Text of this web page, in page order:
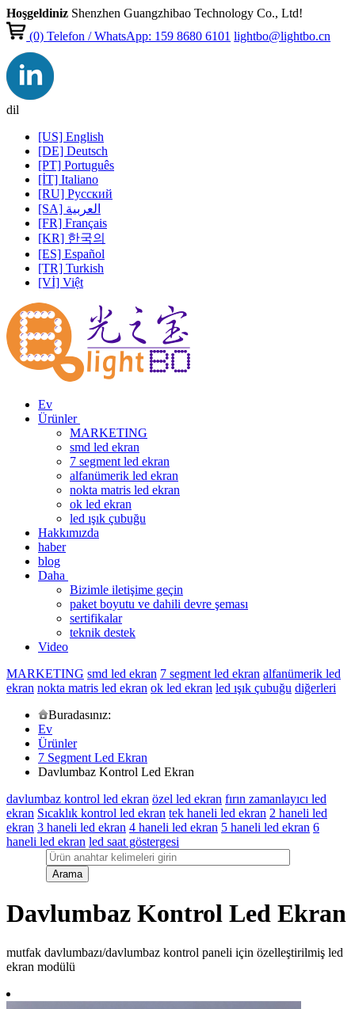
Hoşgeldiniz Shenzhen Guangzhibao Technology Co., Ltd!
(0)Telefon / WhatsApp: 159 8680 6101 lightbo@lightbo.cn
dil
[US] English
[DE] Deutsch
[PT] Português
[İT] Italiano
[RU] Pусский
[SA] العربية
[FR] Français
[KR] 한국의
[ES] Español
[TR] Turkish
[Vİ] Việt
Ev
Ürünler
MARKETING
smd led ekran
7 segment led ekran
alfanümerik led ekran
nokta matris led ekran
ok led ekran
led ışık çubuğu
Hakkımızda
haber
blog
Daha
Bizimle iletişime geçin
paket boyutu ve dahili devre şeması
sertifikalar
teknik destek
Video
MARKETING smd led ekran 7 segment led ekran alfanümerik led
ekran nokta matris led ekran ok led ekran led ışık çubuğu diğerleri
Buradasınız:
Ev
Ürünler
7 Segment Led Ekran
Davlumbaz Kontrol Led Ekran
davlumbaz kontrol led ekran özel led ekran fırın zamanlayıcı led
ekran Sıcaklık kontrol led ekran tek haneli led ekran 2 haneli led
ekran 3 haneli led ekran 4 haneli led ekran 5 haneli led ekran 6
haneli led ekran led saat göstergesi
Davlumbaz Kontrol Led Ekran
mutfak davlumbazı/davlumbaz kontrol paneli için özelleştirilmiş led
ekran modülü